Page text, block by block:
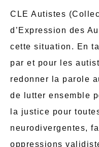
CLE Autistes
d’Expression des
cette situation. En
par et pour les
redonner la parole
de lutter ensemble
la justice pour
neurodivergentes,
oppressions